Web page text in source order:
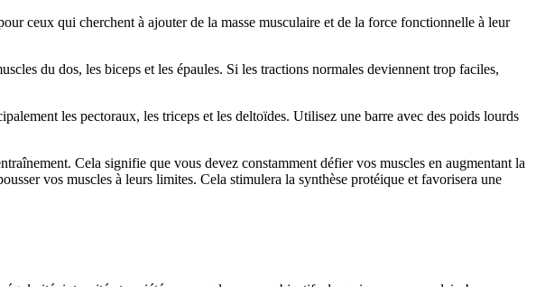
ceux qui cherchent à ajouter de la masse musculaire et de la force fonctionnelle à leur
du dos, les biceps et les épaules. Si les tractions normales deviennent trop faciles,
les pectoraux, les triceps et les deltoïdes. Utilisez une barre avec des poids lourds
Cela signifie que vous devez constamment défier vos muscles en augmentant la
vos muscles à leurs limites. Cela stimulera la synthèse protéique et favorisera une